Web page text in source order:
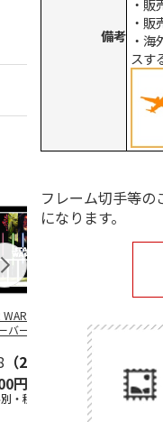
／ライ
バー デザイ
（21）
円
・税込)
CHARACTERS
2,400円
(送料別・税込)
備考
・販
・販
・
スす
フレーム切手等
になります。